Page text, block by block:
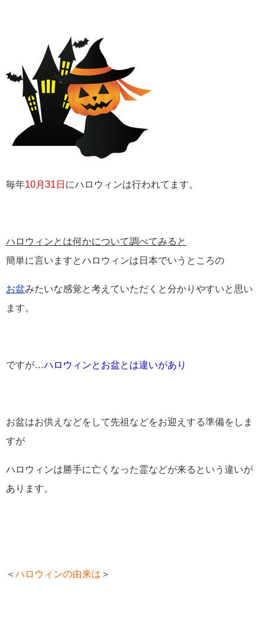
毎年10月31日 にハロウィンは行われてます。
ハロウィンとは何かについて調べてみると
簡単に言いますとハロウィンは日本でいうところの
お盆みたいな感覚と考えていただくと分かりやすいと思い
ます。
ですが…ハロウィンとお盆とは違いがあり
お盆はお供えなどをして先祖などをお迎えする準備をしま
すが
ハロウィンは勝手に亡くなった霊などが来るという違いが
あります。
＜ ハロウィンの由来は ＞